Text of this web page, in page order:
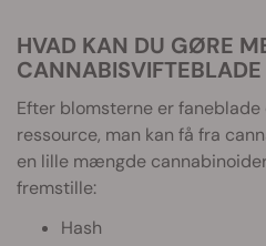
HVAD KAN DU GØRE MED
Efter blomsterne er
ressource, man kan få fra
en lille mængde
fremstille:
Hash